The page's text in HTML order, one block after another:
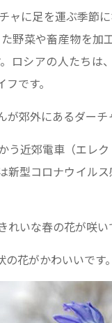
ャに足を運ぶ季節
野菜や畜産物を
ロシアの人たち
です。
郊外にあるダーチ
う近郊電車（エレ
新型コロナウイル
いな春の花が咲い
花がかわいいです。